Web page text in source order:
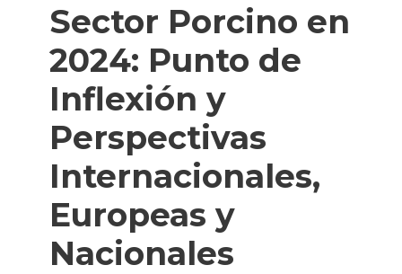
Sector Porcino en
2024: Punto de
Inflexión y
Perspectivas
Internacionales,
Europeas y
Nacionales